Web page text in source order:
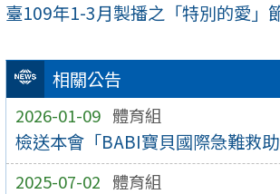
相關公告
2026-01-09 體育組
檢送本會「BABI寶貝國際急難救
2025-07-02 體育組
臺109年1-3月製播之「特別的愛」